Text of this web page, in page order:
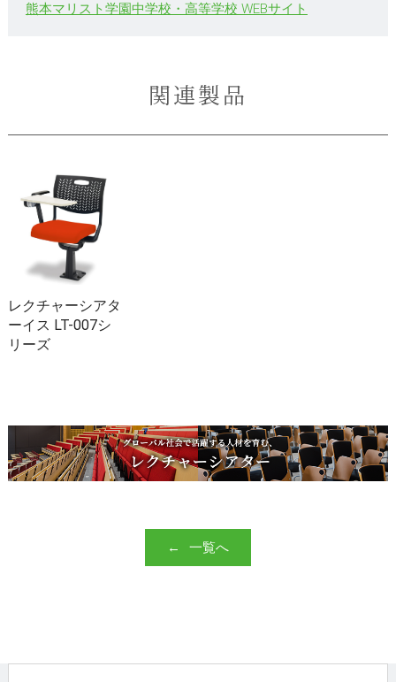
熊本マリスト学園中学校・高等学校 WEBサイト
関連製品
レクチャーシアタ
ーイス LT-007シ
リーズ
一覧へ